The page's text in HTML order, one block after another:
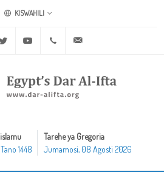
KISWAHILI
Twitter Youtube +20 2 25970400
1448
Tarehe ya Gregoria
Jumamosi, 08 Agosti 2026